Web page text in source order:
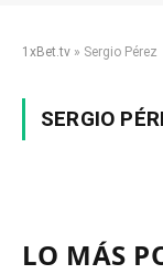
1xBet.tv » Sergio Pérez
SERGIO
LO MÁS